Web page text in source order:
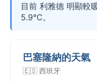
目前 利雅德 明顯
5.9°C。
巴塞隆納的天氣
🇪🇸 西班牙